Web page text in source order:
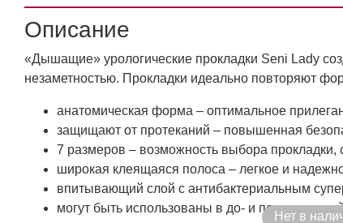
Описание
«Дышащие» урологические прокладки Seni Lady
незаметностью. Прокладки идеально повторяют
анатомическая форма – оптимальное
защищают от протеканий – повышенная
7 размеров – возможность выбора
широкая клеящаяся полоса – легкое и
впитывающий слой с антибактериальным
могут быть использованы в до- и
Нет в